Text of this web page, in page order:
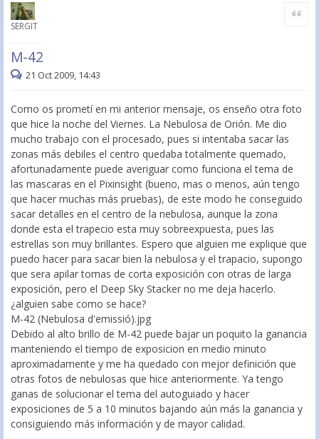
SERGIT
M-42
Citar
21 Oct 2009, 14:43
Como os prometí en mi anterior mensaje, os enseño otra foto
que hice la noche del Viernes. La Nebulosa de Orión. Me dio
mucho trabajo con el procesado, pues si intentaba sacar las
zonas más debiles el centro quedaba totalmente quemado,
afortunadamente puede averiguar como funciona el tema de
las mascaras en el Pixinsight (bueno, mas o menos, aún tengo
que hacer muchas más pruebas), de este modo he conseguido
sacar detalles en el centro de la nebulosa, aunque la zona
donde esta el trapecio esta muy sobreexpuesta, pues las
estrellas son muy brillantes. Espero que alguien me explique que
puedo hacer para sacar bien la nebulosa y el trapacio, supongo
que sera apilar tomas de corta exposición con otras de larga
exposición, pero el Deep Sky Stacker no me deja hacerlo.
¿alguien sabe como se hace?
M-42 (Nebulosa d'emissió).jpg
Debido al alto brillo de M-42 puede bajar un poquito la ganancia
manteniendo el tiempo de exposicion en medio minuto
aproximadamente y me ha quedado con mejor definición que
otras fotos de nebulosas que hice anteriormente. Ya tengo
ganas de solucionar el tema del autoguiado y hacer
exposiciones de 5 a 10 minutos bajando aún más la ganancia y
consiguiendo más información y de mayor calidad.